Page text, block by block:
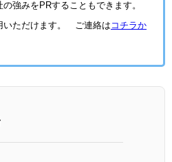
強みをPRすることもできます。
いただけます。 ご連絡は コチラか